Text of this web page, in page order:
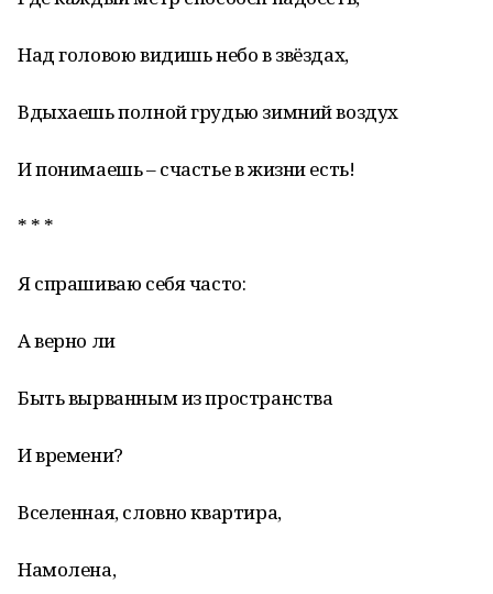
Над головою видишь небо в звёздах,
Вдыхаешь полной грудью зимний воздух
И понимаешь – счастье в жизни есть!
* * *
Я спрашиваю себя часто:
А верно ли
Быть вырванным из пространства
И времени?
Вселенная, словно квартира,
Намолена,